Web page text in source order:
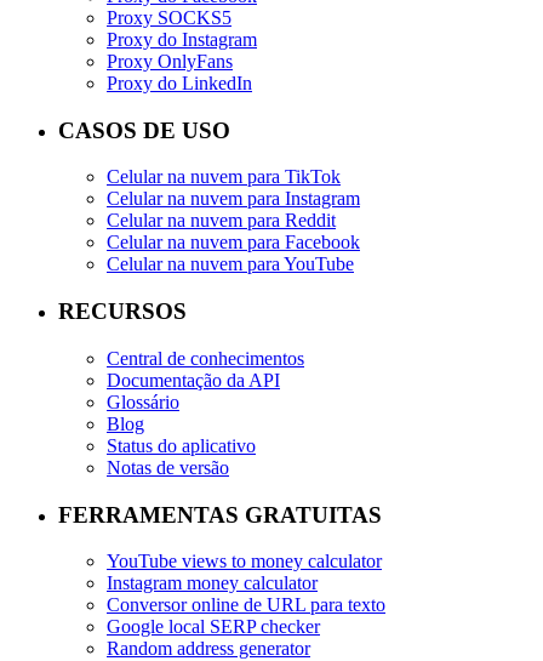
Proxy SOCKS5
Proxy do Instagram
Proxy OnlyFans
Proxy do LinkedIn
CASOS DE USO
Celular na nuvem para TikTok
Celular na nuvem para Instagram
Celular na nuvem para Reddit
Celular na nuvem para Facebook
Celular na nuvem para YouTube
RECURSOS
Central de conhecimentos
Documentação da API
Glossário
Blog
Status do aplicativo
Notas de versão
FERRAMENTAS GRATUITAS
YouTube views to money calculator
Instagram money calculator
Conversor online de URL para texto
Google local SERP checker
Random address generator